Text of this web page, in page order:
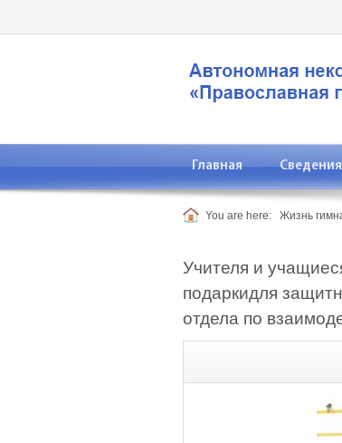
Главная
You are here: Жизнь
Учителя и
подаркидля
отдела по